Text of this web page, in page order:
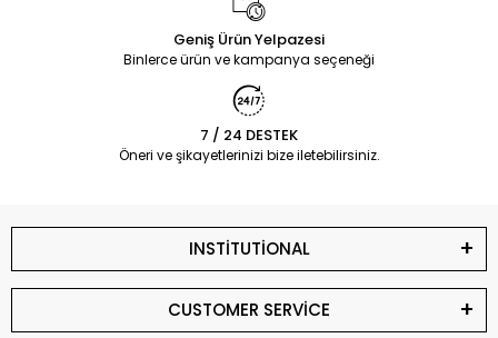
Geniş Ürün Yelpazesi
Binlerce ürün ve kampanya seçeneği
7 / 24 DESTEK
Öneri ve şikayetlerinizi bize iletebilirsiniz.
INSTİTUTİONAL
CUSTOMER SERVİCE